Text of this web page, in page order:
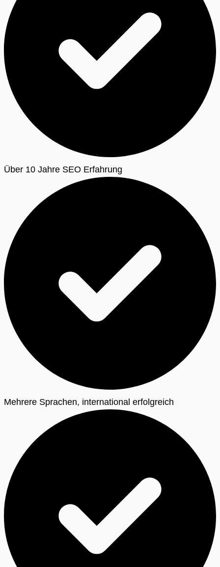
Über 10 Jahre SEO Erfahrung
Mehrere Sprachen, international erfolgreich